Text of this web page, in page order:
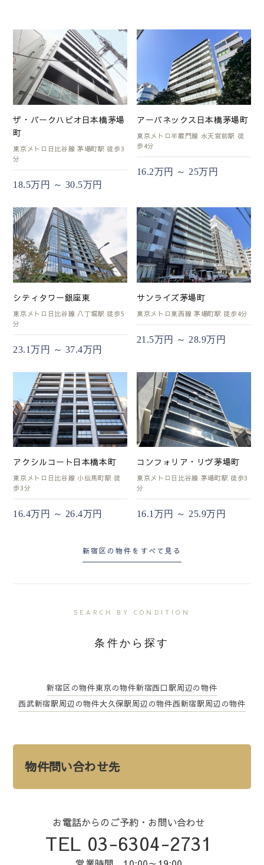
ザ・パークハビオ日本橋茅場
町
東京メトロ日比谷線 茅場町駅 徒歩3
分
18.5万円 ～ 30.5万円
アーバネックス日本橋茅場町
東京メトロ半蔵門線 水天宮前駅 徒
歩4分
16.2万円 ～ 25万円
シティタワー銀座東
東京メトロ日比谷線 八丁堀駅 徒歩5
分
23.1万円 ～ 37.4万円
サンライズ茅場町
東京メトロ東西線 茅場町駅 徒歩4分
21.5万円 ～ 28.9万円
アクシルコート日本橋本町
東京メトロ日比谷線 小伝馬町駅 徒
歩3分
16.4万円 ～ 26.4万円
コンフォリア・リヴ茅場町
東京メトロ日比谷線 茅場町駅 徒歩3
分
16.1万円 ～ 25.9万円
新宿区の物件をすべて見る
SEARCH BY CONDITION
条件から探す
新宿区の物件東京の物件新宿西口駅周辺の物件
西武新宿駅周辺の物件大久保駅周辺の物件西新宿駅周辺の物件
物件問い合わせ先
お電話からのご予約・お問い合わせ
TEL 03-6304-2731